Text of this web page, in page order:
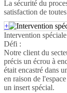
La sécurité du
satisfaction de
+
Intervention spéciale
Défi :
Notre client du
précis un écrou à
était encastré dans
en raison de
un insert spécial.